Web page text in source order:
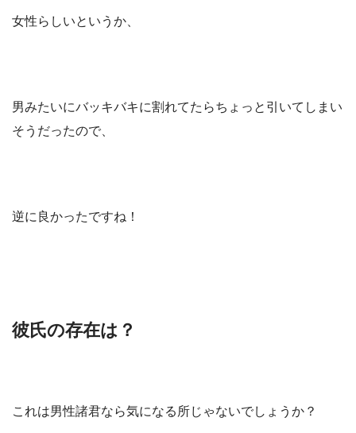
女性らしいというか、
男みたいにバッキバキに割れてたらちょっと引いてしまい
そうだったので、
逆に良かったですね！
彼氏の存在は？
これは男性諸君なら気になる所じゃないでしょうか？